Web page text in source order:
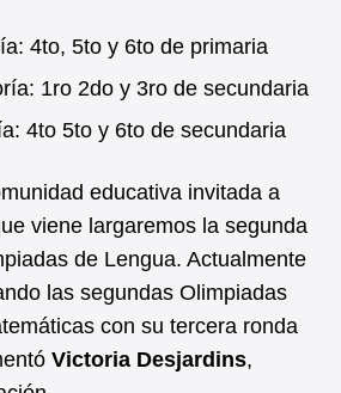
4to, 5to y 6to de primaria
1ro 2do y 3ro de secundaria
4to 5to y 6to de secundaria
educativa invitada a
viene largaremos la segunda
de Lengua. Actualmente
las segundas Olimpiadas
con su tercera ronda
Victoria Desjardins,